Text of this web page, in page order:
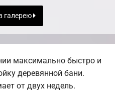
галерею
максимально быстро и
деревянной бани.
от двух недель.